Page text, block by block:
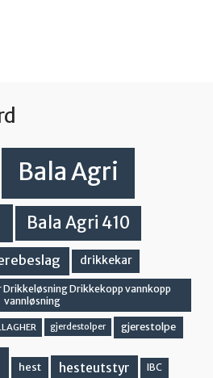
Bala Agri
Bala Agri 410
drikkekar
Drikkekopp vannkopp
vannløsning
gjerdestolper gjerestolpe
hest hesteutstyr IBC